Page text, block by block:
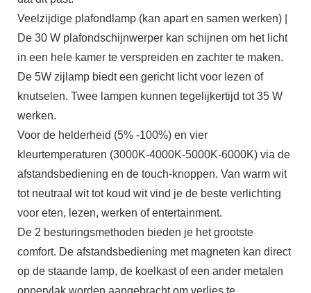
Veelzijdige plafondlamp (kan apart en samen werken) |
De 30 W plafondschijnwerper kan schijnen om het licht
in een hele kamer te verspreiden en zachter te maken.
De 5W zijlamp biedt een gericht licht voor lezen of
knutselen. Twee lampen kunnen tegelijkertijd tot 35 W
werken.
Voor de helderheid (5% -100%) en vier
kleurtemperaturen (3000K-4000K-5000K-6000K) via de
afstandsbediening en de touch-knoppen. Van warm wit
tot neutraal wit tot koud wit vind je de beste verlichting
voor eten, lezen, werken of entertainment.
De 2 besturingsmethoden bieden je het grootste
comfort. De afstandsbediening met magneten kan direct
op de staande lamp, de koelkast of een ander metalen